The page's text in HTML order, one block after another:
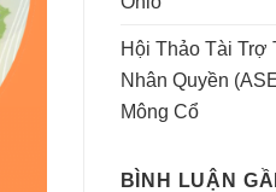
Hội Thảo Tài Trợ
Nhân Quyền
Mông Cổ
BÌNH LUẬN